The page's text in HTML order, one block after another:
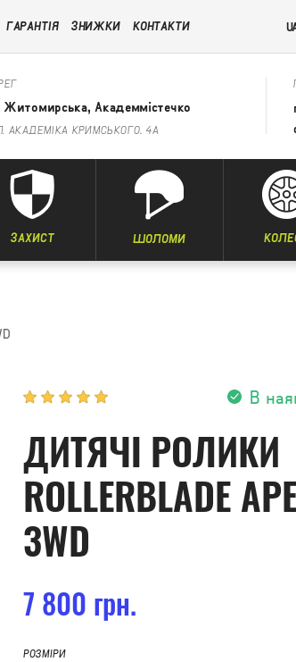
ГАРАНТІЯ ЗНИЖКИ КОНТАКТИ
Академмістечко
АКАДЕМІКА КРИМСЬКОГО, 4А
ЗАХИСТ ШОЛОМИ
В
ДИТЯЧІ РОЛИКИ
ROLLERBLADE
3WD
7 800 грн.
РОЗМІРИ